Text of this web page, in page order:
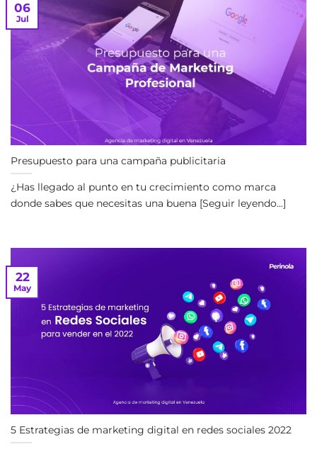
Presupuesto para una campaña publicitaria
¿Has llegado al punto en tu crecimiento como marca
donde sabes que necesitas una buena [Seguir leyendo...]
06
Jul
5 Estrategias de marketing digital en redes sociales 2022
22
May